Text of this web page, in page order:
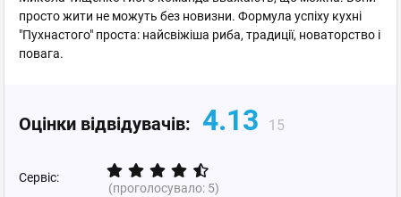
просто жити не можуть без новизни. Формула успіху кухні
"Пухнастого" проста: найсвіжіша риба, традиції, новаторство і
повага.
Оцінки відвідувачів: 4.13 15
Сервіс:
(проголосувало: 5)